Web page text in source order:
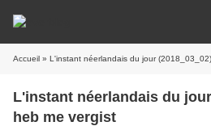
Accueil » L'instant néerlandais du jour
L'instant néerlandais du
heb me vergist